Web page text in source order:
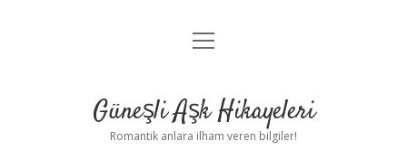
Anasayfa
Yasal Uyarı
menüyü
Güneşli Aşk Hikayeleri
Romantik anlara ilham veren bilgiler!